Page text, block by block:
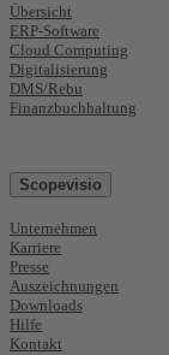
Übersicht
ERP-Software
Cloud Computing
Digitalisierung
DMS/Rebu
Finanzbuchhaltung
Scopevisio
Unternehmen
Karriere
Presse
Auszeichnungen
Downloads
Hilfe
Kontakt